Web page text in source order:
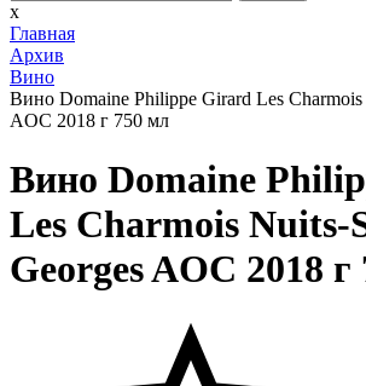
x
Главная
Архив
Вино
Вино Domaine Philippe Girard Les Charmois
AOC 2018 г 750 мл
Вино Domaine
Les Charmois Nuits-
Georges AOC 2018